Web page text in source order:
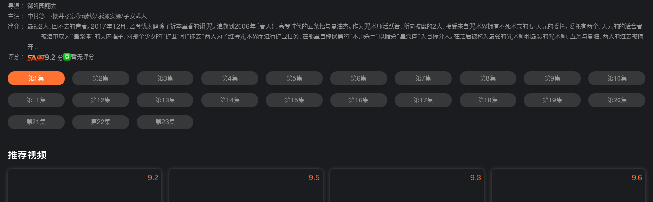
导演 :
御所园翔太
主演 :
中村悠一/樱井孝宏/远藤绫/永濑安娜/子安武人
简介 :
最强2人，回不去的青春。2017年12月，乙骨忧太解除了祈本里香的诅咒。追溯到2006年（春天），高专时代的五条悟与夏油杰。作为咒术师活跃着，所向披靡的2人，接受来自咒术界拥有不死术式的要·天元的委托。委托有两个，天元的的适合者
——被选中成为“星浆体”的天内理子，对那个少女的“护卫”和“抹去”两人为了维持咒术界而进行护卫任务，在那里自称伏黑的“术师杀手”以暗杀“星浆体”为目标介入。在之后被称为最强的咒术师和最恶的咒术师，五条与夏油，两人的过去被揭
开…
评分 :
9.2 分 暂无评分
第1集 第2集 第3集 第4集 第5集 第6集 第7集 第8集 第9集 第10集
第11集 第12集 第13集 第14集 第15集 第16集 第17集 第18集 第19集 第20集
第21集 第22集 第23集
推荐视频
9.2 9.5 9.3 9.6